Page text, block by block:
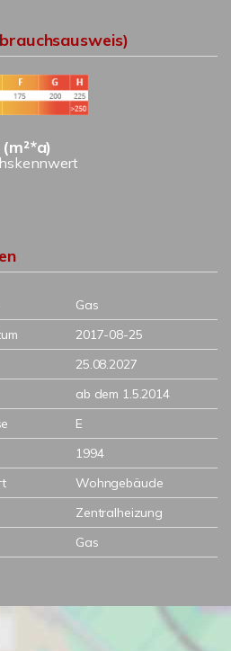
Gas
2017-08-25
25.08.2027
ab dem 1.5.2014
E
1994
Wohngebäude
Zentralheizung
Gas